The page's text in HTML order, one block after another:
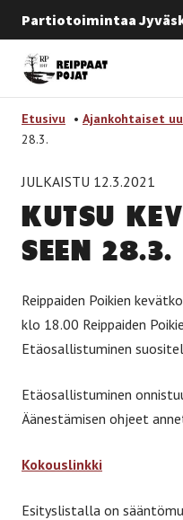
Partiotoimintaa
Etusivulle
-
Etusivu • Ajankohtaiset
28.3.
JULKAISTU 12.3.2021
KUT­SU
SEEN 28.3.
Reippaiden Poikien
klo 18.00 Reippaiden
Etäosallistuminen
Etäosallistuminen
Äänestämisen ohjeet
Kokouslinkki
Esityslistalla on